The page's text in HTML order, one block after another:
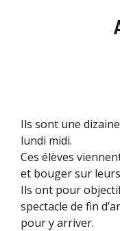
Ils sont une
lundi midi.
Ces élèves
et bouger sur
Ils ont pour
spectacle de fin
pour y arriver.